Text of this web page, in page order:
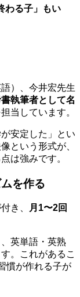
わる子」もい
）、今井宏先生
執筆者として名
当しています。
安定した」とい
という形式が、
は強みです。
を作る
き、
月1〜2回
英単語・英熟
。これがあるこ
慣が作れる子が